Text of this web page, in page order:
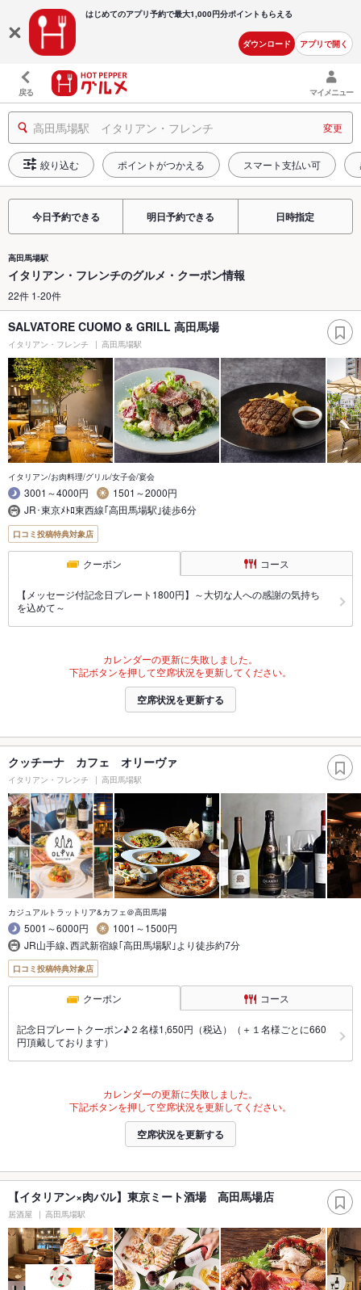
はじめてのアプリ予約で最大1,000円分ポイントもらえる
ダウンロード アプリで開く
戻る マイメニュー
高田馬場駅 イタリアン・フレンチ 変更
絞り込む ポイントがつかえる スマート支払い可
今日予約できる 明日予約できる 日時指定
高田馬場駅
イタリアン・フレンチのグルメ・クーポン情報
22件 1-20件
SALVATORE CUOMO & GRILL 高田馬場
イタリアン・フレンチ 高田馬場駅
イタリアン/お肉料理/グリル/女子会/宴会
3001～4000円
1501～2000円
JR･東京ﾒﾄﾛ東西線｢高田馬場駅｣徒歩6分
口コミ投稿特典対象店
クーポン コース
【メッセージ付記念日プレート1800円】～大切な人への感謝の気持ち
を込めて～
カレンダーの更新に失敗しました。
下記ボタンを押して空席状況を更新してください。
空席状況を更新する
クッチーナ カフェ オリーヴァ
イタリアン・フレンチ 高田馬場駅
カジュアルトラットリア&カフェ＠高田馬場
5001～6000円
1001～1500円
JR山手線､西武新宿線｢高田馬場駅｣より徒歩約7分
口コミ投稿特典対象店
クーポン コース
記念日プレートクーポン♪２名様1,650円（税込）（＋１名様ごとに660
円頂戴しております）
カレンダーの更新に失敗しました。
下記ボタンを押して空席状況を更新してください。
空席状況を更新する
【イタリアン×肉バル】東京ミート酒場 高田馬場店
居酒屋 高田馬場駅